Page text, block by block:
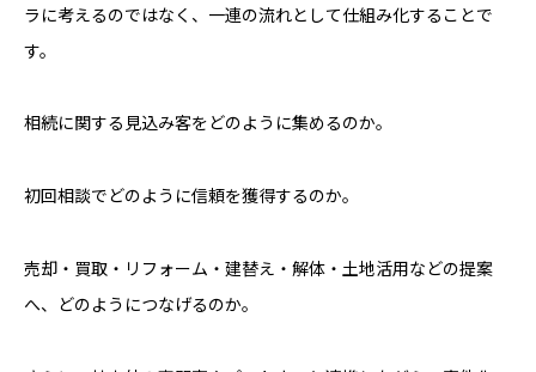
ラに考えるのではなく、一連の流れとして仕組み化することで
す。
相続に関する見込み客をどのように集めるのか。
初回相談でどのように信頼を獲得するのか。
売却・買取・リフォーム・建替え・解体・土地活用などの提案
へ、どのようにつなげるのか。